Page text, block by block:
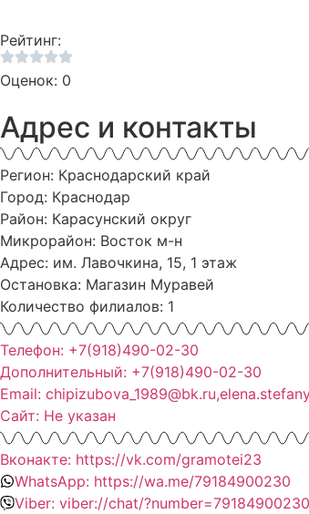
Рейтинг:
Оценок: 0
Адрес и контакты
Регион: Краснодарский край
Город: Краснодар
Район: Карасунский округ
Микрорайон: Восток м-н
Адрес: им. Лавочкина, 15, 1 этаж
Остановка: Магазин Муравей
Количество филиалов: 1
Телефон: +7(918)490-02-30
Дополнительный: +7(918)490-02-30
Email:
Сайт: Не указан
Вконакте: https://vk.com/gramotei23
WhatsApp: https://wa.me/79184900230
Viber: viber://chat/?number=79184900230